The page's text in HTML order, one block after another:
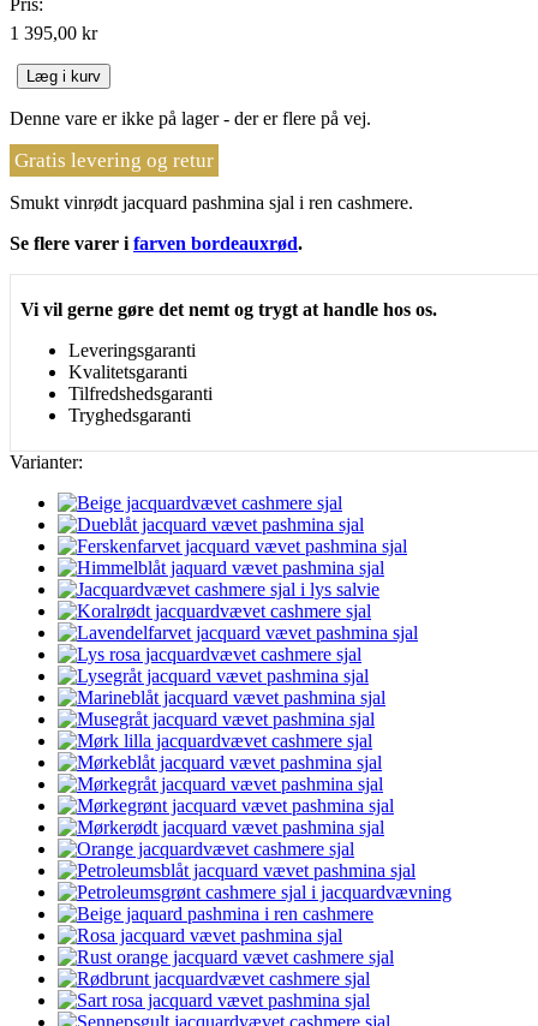
1 395,00 kr
Læg i kurv
Denne vare er ikke på lager - der er flere på vej.
Gratis levering og retur
Smukt vinrødt jacquard pashmina sjal i ren cashmere.
Se flere varer i farven bordeauxrød.
Vi vil gerne gøre det nemt og trygt at handle hos os.
Leveringsgaranti
Kvalitetsgaranti
Tilfredshedsgaranti
Tryghedsgaranti
Varianter: